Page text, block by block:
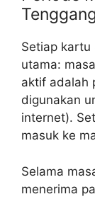
Setiap kartu
utama:
aktif adalah
digunakan
internet).
masuk ke
Selama
menerima